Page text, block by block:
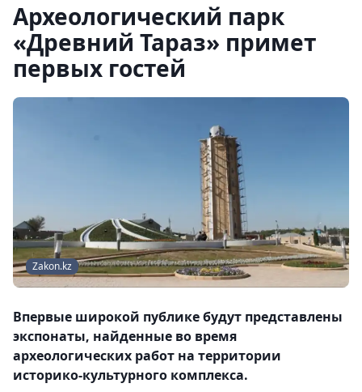
Археологический парк
«Древний Тараз» примет
первых гостей
Zakon.kz
Впервые широкой публике будут представлены
экспонаты, найденные во время
археологических работ на территории
историко-культурного комплекса.